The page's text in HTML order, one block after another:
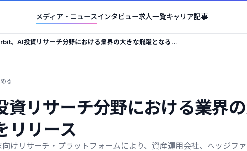
メディア・ニュースインタビュー求人一覧キャリア記事
、AI投資リサーチ分野における業界の大きな飛躍となる
る
リサーチ分野における業界
リース
けリサーチ・プラットフォームにより、資産運用会社、ヘッジフ